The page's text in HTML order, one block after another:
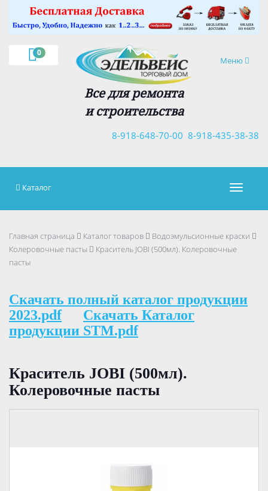
0
Навигация
Меню
Все для ремонта
и строительства
8-918-435-38-38
8-918-648-70-00
×
Каталог
Главная страница Каталог товаров
Водоэмульсионные краски
Колеровочные пасты
Краситель JOBI (500мл). Колеровочные
пасты
Скачать полный каталог продукции
2023.pdf
Скачать Каталог
продукции STM.pdf
Краситель JOBI (500мл).
Колеровочные пасты